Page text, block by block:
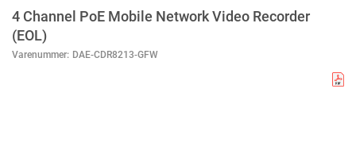
4 Channel PoE Mobile Network Video Recorder
(EOL)
Varenummer: DAE-CDR8213-GFW